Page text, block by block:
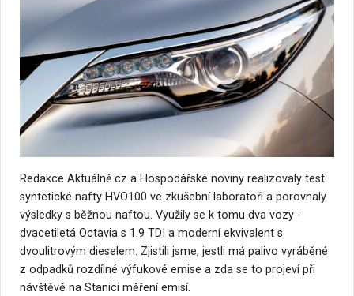
Redakce Aktuálně.cz a Hospodářské noviny realizovaly test
syntetické nafty HVO100 ve zkušební laboratoři a porovnaly
výsledky s běžnou naftou. Využily se k tomu dva vozy -
dvacetiletá Octavia s 1.9 TDI a moderní ekvivalent s
dvoulitrovým dieselem. Zjistili jsme, jestli má palivo vyráběné
z odpadků rozdílné výfukové emise a zda se to projeví při
návštěvě na Stanici měření emisí.